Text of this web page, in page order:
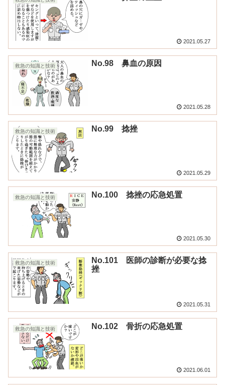
2021.05.27
救急の知識と技術 No.98 鼻血の原因
2021.05.28
救急の知識と技術 No.99 捻挫
2021.05.29
救急の知識と技術 No.100 捻挫の応急処置
2021.05.30
救急の知識と技術
No.101 医師の診断が必要な捻
挫
2021.05.31
救急の知識と技術 No.102 骨折の応急処置
2021.06.01